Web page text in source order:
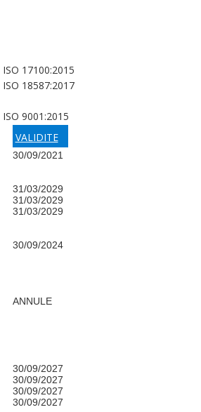
ISO 17100:2015
ISO 18587:2017
ISO 9001:2015
VALIDITE
30/09/2021
31/03/2029
31/03/2029
31/03/2029
30/09/2024
ANNULE
30/09/2027
30/09/2027
30/09/2027
30/09/2027